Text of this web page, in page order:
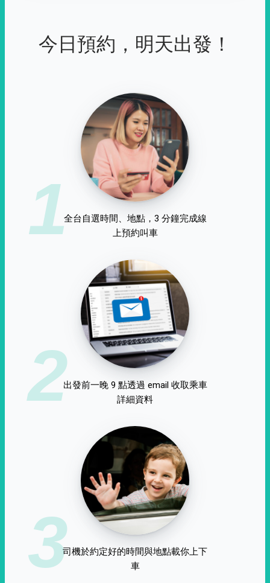
今日預約，明天出發！
1全台自選時間、地點，3 分鐘完成線
上預約叫車
2出發前一晚 9 點透過 email 收取乘車
詳細資料
3司機於約定好的時間與地點載你上下
車